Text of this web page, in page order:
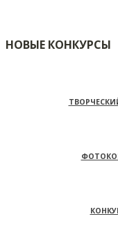
НОВЫЕ КОНКУРСЫ